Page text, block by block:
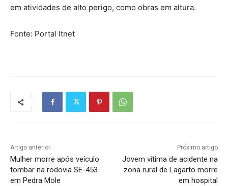
em atividades de alto perigo, como obras em altura.
Fonte: Portal Itnet
Artigo anterior
Mulher morre após veículo
tombar na rodovia SE-453
em Pedra Mole
Próximo artigo
Jovem vítima de acidente na
zona rural de Lagarto morre
em hospital